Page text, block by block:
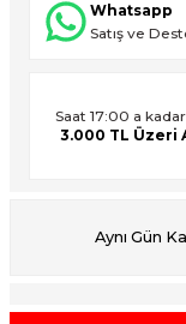
Whatsapp
Satış ve
Saat 17:00 a
3.000 TL Üzeri
Aynı Gün